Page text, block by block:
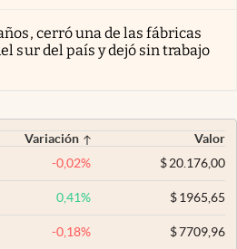
cerró una de las fábricas
sur del país y dejó sin trabajo
Variación
Valor
-0,02% $20.176,00
0,41% $1965,65
-0,18% $7709,96